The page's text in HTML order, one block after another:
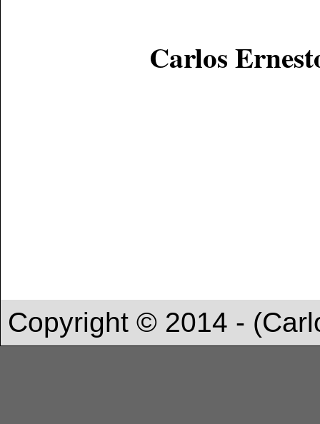
Carlos
Copyright © 2014 -